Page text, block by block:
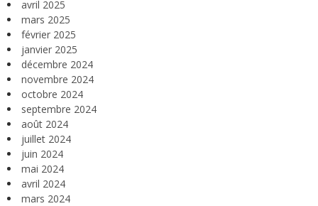
avril 2025
mars 2025
février 2025
janvier 2025
décembre 2024
novembre 2024
octobre 2024
septembre 2024
août 2024
juillet 2024
juin 2024
mai 2024
avril 2024
mars 2024